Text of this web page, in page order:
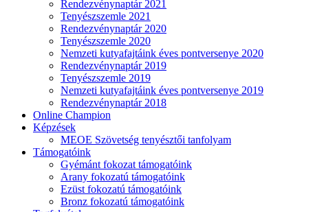
Rendezvénynaptár 2021
Tenyészszemle 2021
Rendezvénynaptár 2020
Tenyészszemle 2020
Nemzeti kutyafajtáink éves pontversenye 2020
Rendezvénynaptár 2019
Tenyészszemle 2019
Nemzeti kutyafajtáink éves pontversenye 2019
Rendezvénynaptár 2018
Online Champion
Képzések
MEOE Szövetség tenyésztői tanfolyam
Támogatóink
Gyémánt fokozat támogatóink
Arany fokozatú támogatóink
Ezüst fokozatú támogatóink
Bronz fokozatú támogatóink